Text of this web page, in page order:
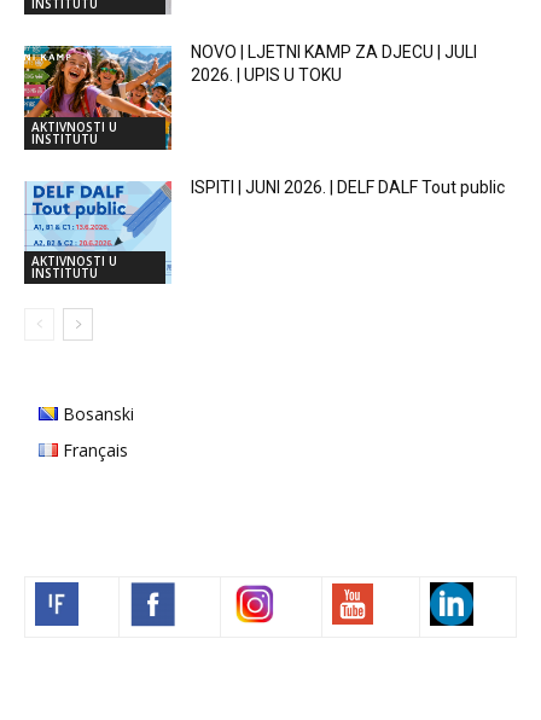
INSTITUTU
AKTIVNOSTI U
INSTITUTU
NOVO | LJETNI KAMP ZA DJECU | JULI
2026. | UPIS U TOKU
AKTIVNOSTI U
INSTITUTU
ISPITI | JUNI 2026. | DELF DALF Tout public
Bosanski
Français